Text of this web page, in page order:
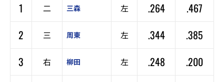
1 二 三森 左 .264
.467
2
三 周東 左 .344
.385
3
右 柳田 左 .248
.200